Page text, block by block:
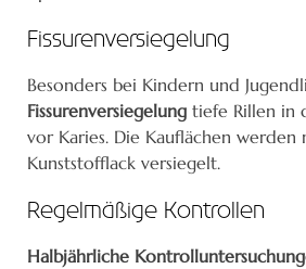
Fissurenversiegelung
Besonders bei Kindern und
Fissurenversiegelung tiefe Rillen in
vor Karies. Die Kauflächen
Kunststofflack versiegelt.
Regelmäßige Kontrollen
Halbjährliche